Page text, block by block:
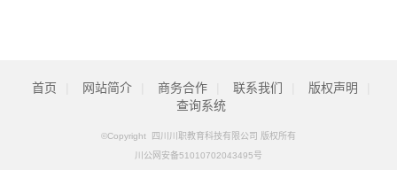
首页 网站简介 商务合作 联系我们 版权声明
查询系统
©Copyright 四川川职教育科技有限公司 版权所有
川公网安备51010702043495号